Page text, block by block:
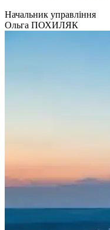
Начальник управління
Ольга ПОХИЛЯК